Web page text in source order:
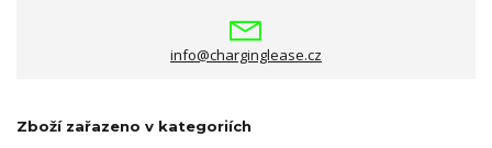
info@charginglease.cz
Zboží zařazeno v kategoriích